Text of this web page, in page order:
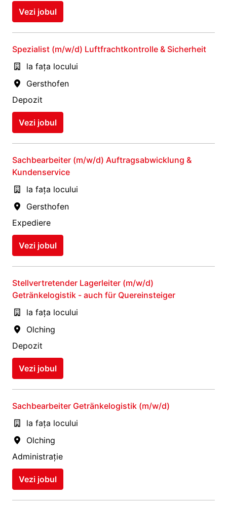
Vezi jobul
Spezialist (m/w/d) Luftfrachtkontrolle & Sicherheit
la fața locului
Gersthofen
Depozit
Vezi jobul
Sachbearbeiter (m/w/d) Auftragsabwicklung &
Kundenservice
la fața locului
Gersthofen
Expediere
Vezi jobul
Stellvertretender Lagerleiter (m/w/d)
Getränkelogistik - auch für Quereinsteiger
la fața locului
Olching
Depozit
Vezi jobul
Sachbearbeiter Getränkelogistik (m/w/d)
la fața locului
Olching
Administrație
Vezi jobul